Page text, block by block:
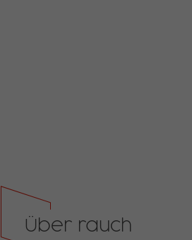
Über rauch